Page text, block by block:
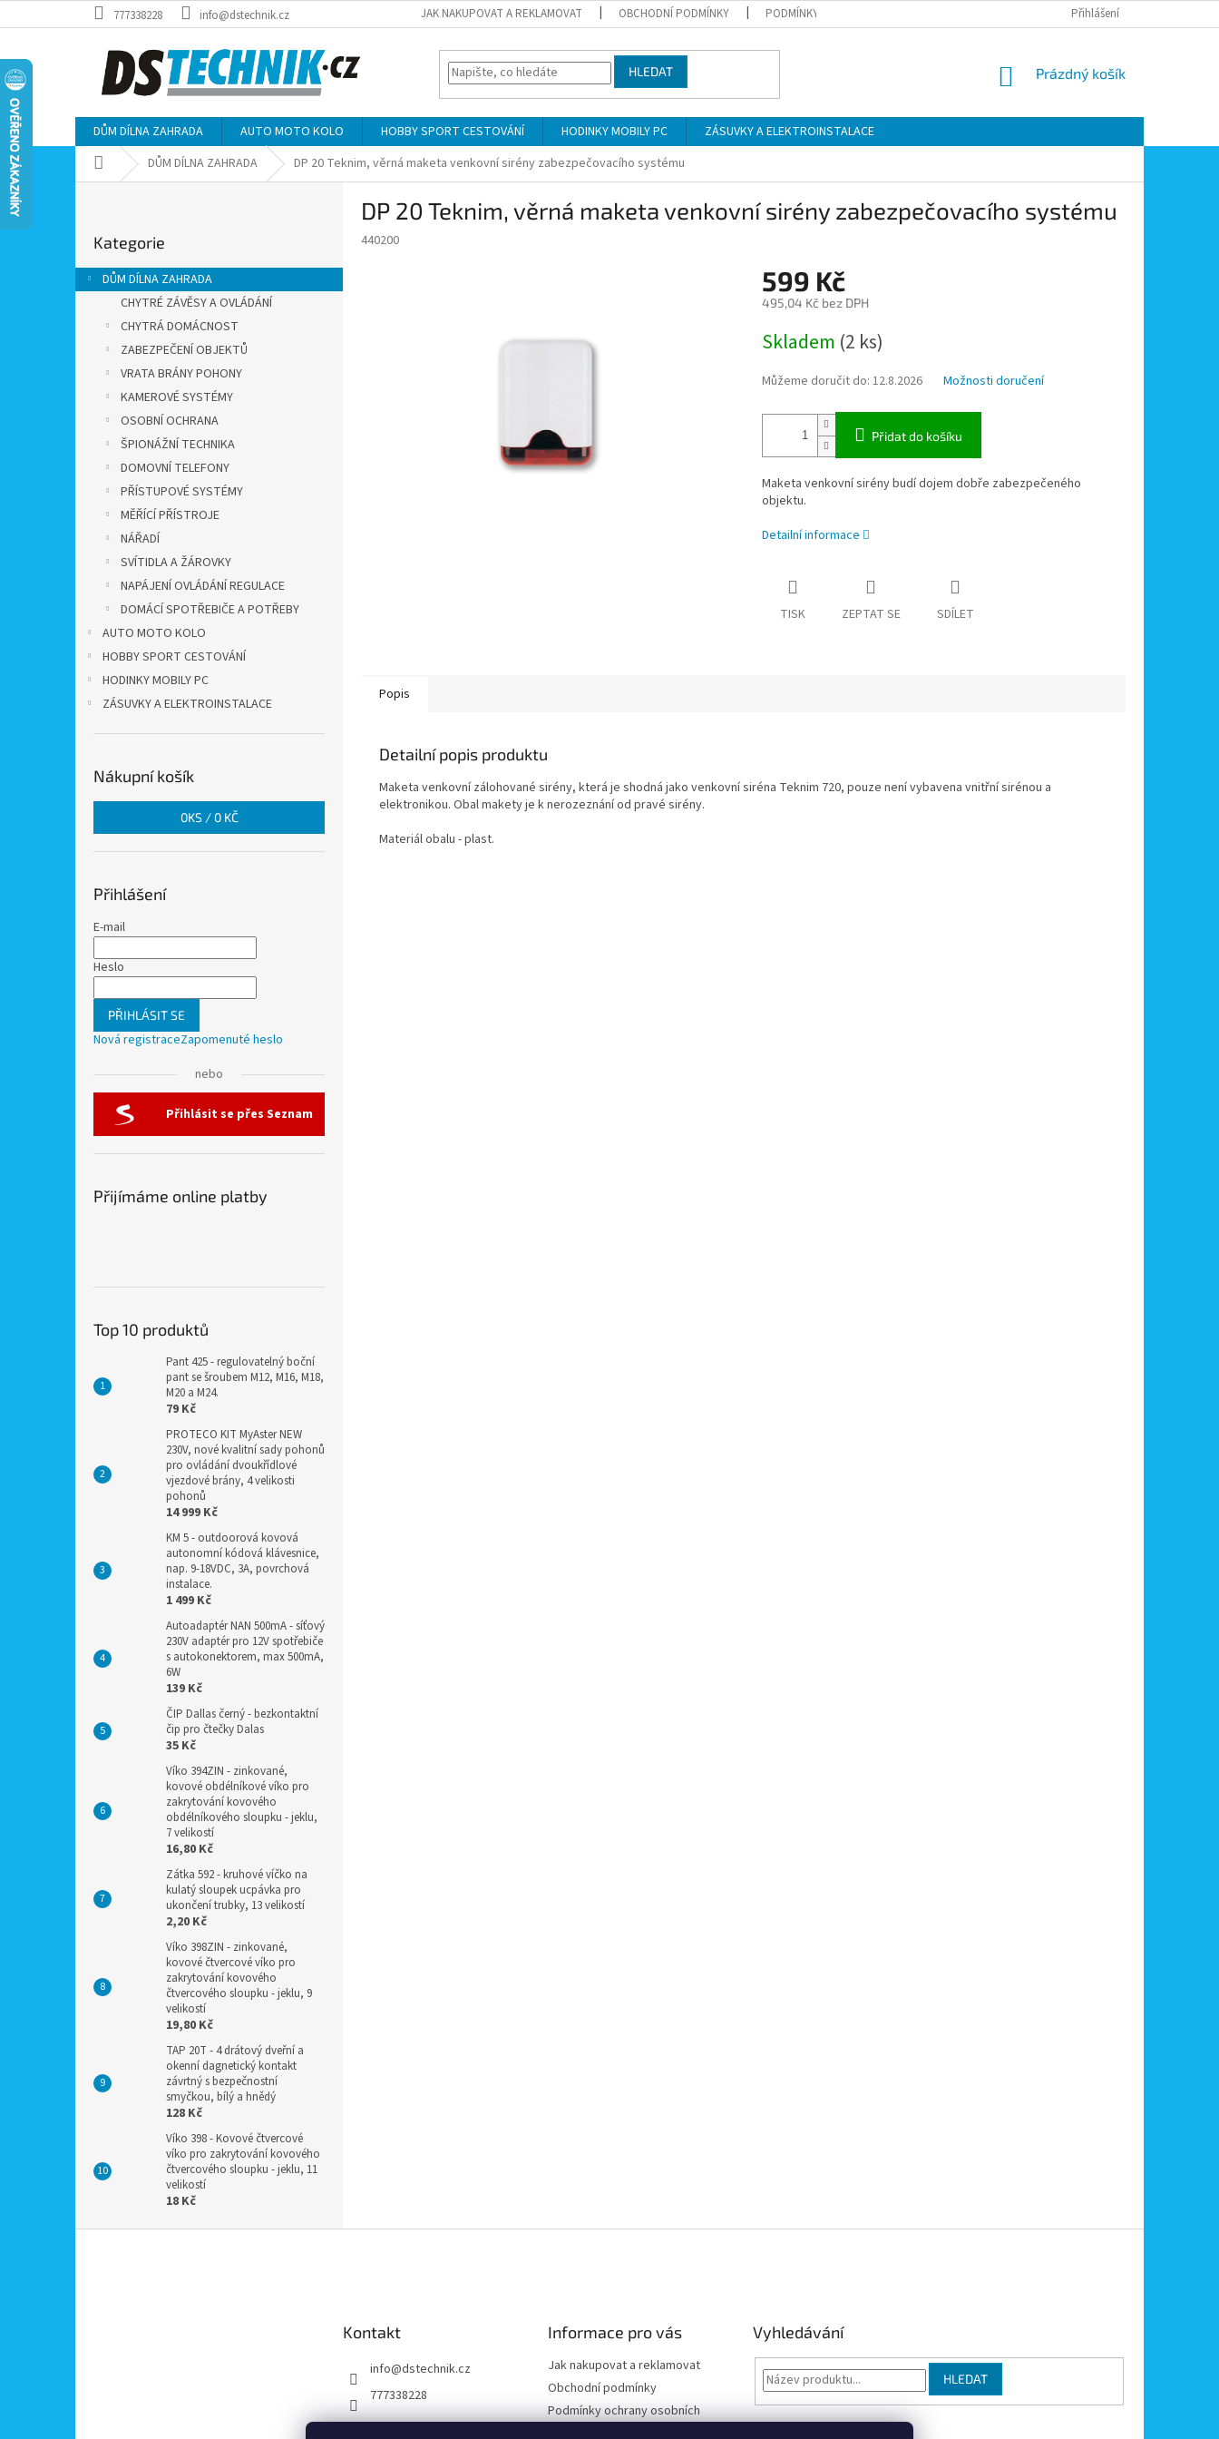
na
777338228 info@dstechnik.cz JAK NAKUPOVAT A REKLAMOVAT OBCHODNÍ PODMÍNKY PODMÍNKY OCHRANY OSOBNÍCH ÚDAJŮ MOJE OBJEDNÁVKA
Přihlášení
HLEDAT
NÁKUPNÍ
Prázdný košík
DŮM DÍLNA ZAHRADA AUTO MOTO KOLO HOBBY SPORT CESTOVÁNÍ HODINKY MOBILY PC
ZÁSUVKY A ELEKTROINSTALACE
Domů DŮM DÍLNA ZAHRADA DP 20 Teknim, věrná maketa venkovní sirény zabezpečovacího systému
r
a
kategorie
Kategorie
DŮM DÍLNA ZAHRADA
CHYTRÉ ZÁVĚSY A OVLÁDÁNÍ
CHYTRÁ DOMÁCNOST
ZABEZPEČENÍ OBJEKTŮ
VRATA BRÁNY POHONY
KAMEROVÉ SYSTÉMY
OSOBNÍ OCHRANA
ŠPIONÁŽNÍ TECHNIKA
DOMOVNÍ TELEFONY
PŘÍSTUPOVÉ SYSTÉMY
MĚŘÍCÍ PŘÍSTROJE
NÁŘADÍ
SVÍTIDLA A ŽÁROVKY
NAPÁJENÍ OVLÁDÁNÍ REGULACE
DOMÁCÍ SPOTŘEBIČE A POTŘEBY
AUTO MOTO KOLO
HOBBY SPORT CESTOVÁNÍ
HODINKY MOBILY PC
ZÁSUVKY A ELEKTROINSTALACE
Nákupní košík
0KS / 0 KČ
Přihlášení
E-mail
Heslo
PŘIHLÁSIT SE
Nová registraceZapomenuté heslo
nebo
Přihlásit se přes Seznam
Přijímáme online platby
Top 10 produktů
Pant 425 - regulovatelný boční
pant se šroubem M12, M16, M18,
M20 a M24.
79 Kč
PROTECO KIT MyAster NEW
230V, nové kvalitní sady pohonů
pro ovládání dvoukřídlové
vjezdové brány, 4 velikosti
pohonů
14 999 Kč
KM 5 - outdoorová kovová
autonomní kódová klávesnice,
nap. 9-18VDC, 3A, povrchová
instalace.
1 499 Kč
Autoadaptér NAN 500mA - síťový
230V adaptér pro 12V spotřebiče
s autokonektorem, max 500mA,
6W
139 Kč
ČIP Dallas černý - bezkontaktní
čip pro čtečky Dalas
35 Kč
Víko 394ZIN - zinkované,
kovové obdélníkové víko pro
zakrytování kovového
obdélníkového sloupku - jeklu,
7 velikostí
16,80 Kč
Zátka 592 - kruhové víčko na
kulatý sloupek ucpávka pro
ukončení trubky, 13 velikostí
2,20 Kč
Víko 398ZIN - zinkované,
kovové čtvercové víko pro
zakrytování kovového
čtvercového sloupku - jeklu, 9
velikostí
19,80 Kč
TAP 20T - 4 drátový dveřní a
okenní dagnetický kontakt
závrtný s bezpečnostní
smyčkou, bílý a hnědý
128 Kč
Víko 398 - Kovové čtvercové
víko pro zakrytování kovového
čtvercového sloupku - jeklu, 11
velikostí
18 Kč
DP 20 Teknim, věrná maketa venkovní sirény zabezpečovacího systému
440200
599 Kč
495,04 Kč bez DPH
cena:
Skladem (2 ks)
Můžeme doručit do: 12.8.2026 Možnosti doručení
Přidat do košíku
Maketa venkovní sirény budí dojem dobře zabezpečeného
objektu.
Detailní informace
TISK ZEPTAT SE SDÍLET
Popis
Detailní popis produktu
Maketa venkovní zálohované sirény, která je shodná jako venkovní siréna Teknim 720, pouze není vybavena vnitřní sirénou a
elektronikou. Obal makety je k nerozeznání od pravé sirény.
Materiál obalu - plast.
Kontakt
info@dstechnik.cz
777338228
Informace pro vás
Jak nakupovat a reklamovat
Obchodní podmínky
Podmínky ochrany osobních
Vyhledávání
HLEDAT